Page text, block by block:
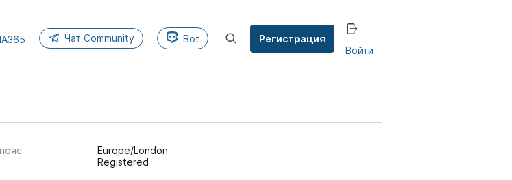
Чат Community Bot
Регистрация
Войти
Europe/London
Registered